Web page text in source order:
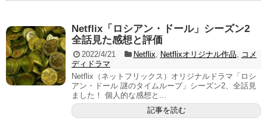
Netflix「ロシアン・ドール」シーズン2
全話見た感想と評価
2022/4/21 Netflix, Netflixオリジナル作品, コメ
ディドラマ
Netflix（ネットフリックス）オリジナルドラマ「ロシ
アン・ドール 謎のタイムループ」シーズン2、全話見
ました！ 個人的な感想と...
記事を読む